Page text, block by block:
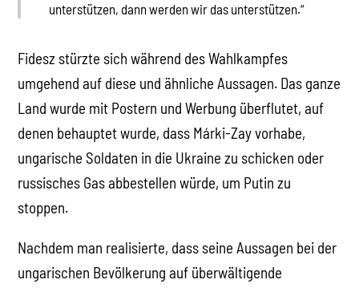
unterstützen, dann werden wir das unterstützen.“
Fidesz stürzte sich während des Wahlkampfes
umgehend auf diese und ähnliche Aussagen. Das ganze
Land wurde mit Postern und Werbung überflutet, auf
denen behauptet wurde, dass Márki-Zay vorhabe,
ungarische Soldaten in die Ukraine zu schicken oder
russisches Gas abbestellen würde, um Putin zu
stoppen.
Nachdem man realisierte, dass seine Aussagen bei der
ungarischen Bevölkerung auf überwältigende